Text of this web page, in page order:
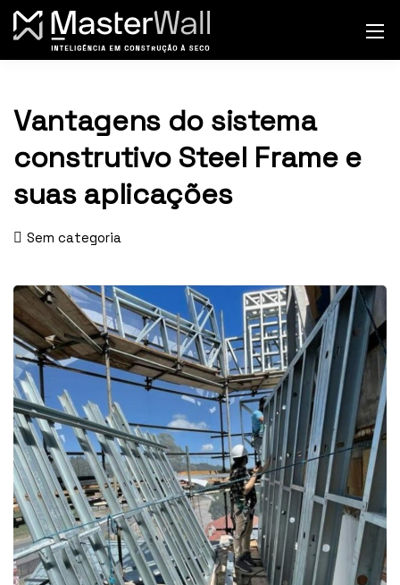
Vantagens do sistema
construtivo Steel Frame e
suas aplicações
Sem categoria